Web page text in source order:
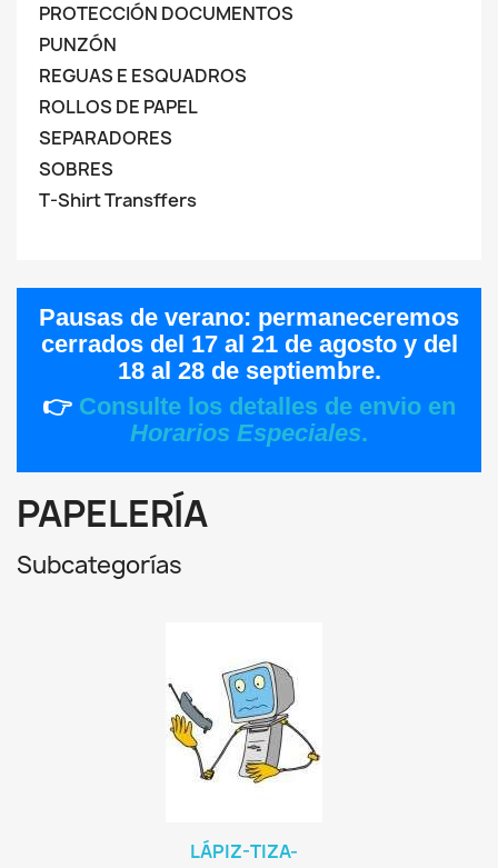
PROTECCIÓN DOCUMENTOS
PUNZÓN
REGUAS E ESQUADROS
ROLLOS DE PAPEL
SEPARADORES
SOBRES
T-Shirt Transffers
Pausas de verano: permaneceremos
cerrados del 17 al 21 de agostoy del
18 al 28 de septiembre.
👉 Consulte los detalles de envio en
Horarios Especiales.
PAPELERÍA
Subcategorías
LÁPIZ-TIZA-